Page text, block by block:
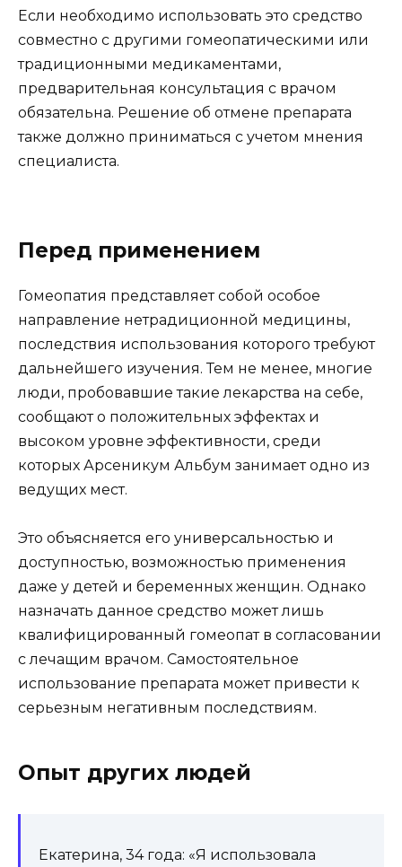
Если необходимо использовать это средство
совместно с другими гомеопатическими или
традиционными медикаментами,
предварительная консультация с врачом
обязательна. Решение об отмене препарата
также должно приниматься с учетом мнения
специалиста.
Перед применением
Гомеопатия представляет собой особое
направление нетрадиционной медицины,
последствия использования которого требуют
дальнейшего изучения. Тем не менее, многие
люди, пробовавшие такие лекарства на себе,
сообщают о положительных эффектах и
высоком уровне эффективности, среди
которых Арсеникум Альбум занимает одно из
ведущих мест.
Это объясняется его универсальностью и
доступностью, возможностью применения
даже у детей и беременных женщин. Однако
назначать данное средство может лишь
квалифицированный гомеопат в согласовании
с лечащим врачом. Самостоятельное
использование препарата может привести к
серьезным негативным последствиям.
Опыт других людей
Екатерина, 34 года: «Я использовала